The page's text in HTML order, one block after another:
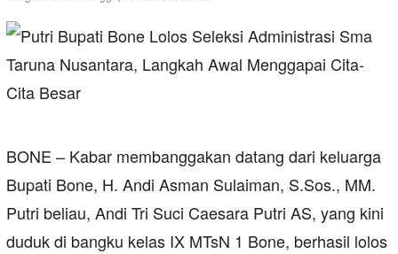
BONE – Kabar membanggakan datang dari keluarga
Bupati Bone, H. Andi Asman Sulaiman, S.Sos., MM.
Putri beliau, Andi Tri Suci Caesara Putri AS, yang kini
duduk di bangku kelas IX MTsN 1 Bone, berhasil lolos